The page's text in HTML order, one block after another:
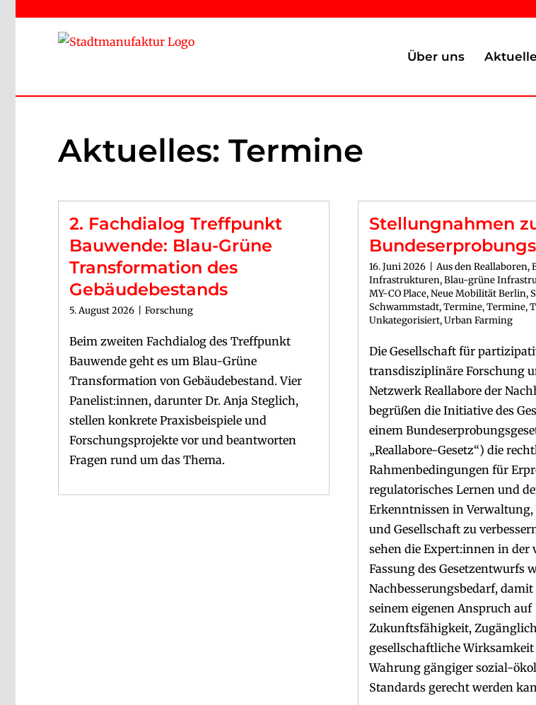
Über uns
Aktuelles: Termine
2. Fachdialog Treffpunkt
Bauwende: Blau-Grüne
Transformation des
Gebäudebestands
5. August 2026 Forschung
Beim zweiten Fachdialog des Treffpunkt
Bauwende geht es um Blau-Grüne
Transformation von Gebäudebestand. Vier
Panelist:innen, darunter Dr. Anja Steglich,
stellen konkrete Praxisbeispiele und
Forschungsprojekte vor und beantworten
Fragen rund um das Thema.
Stellungnahmen
16. Juni 2026 Aus den Reallaboren,
Infrastrukturen,Blau-grüne
MY-CO Place,Neue Mobilität Berlin,
Schwammstadt,Termine,Termine,
Unkategorisiert,Urban Farming
Die Gesellschaft für
transdisziplinäre Forschung
Netzwerk Reallabore der
begrüßen die Initiative des
einem
„Reallabore-Gesetz“) die
Rahmenbedingungen für
regulatorisches Lernen und
Erkenntnissen in
und Gesellschaft zu
sehen die Expert:innen in der
Fassung des Gesetzentwurfs
Nachbesserungsbedarf, damit
seinem eigenen Anspruch auf
Zukunftsfähigkeit,
gesellschaftliche
Wahrung gängiger sozial-
Standards gerecht werden